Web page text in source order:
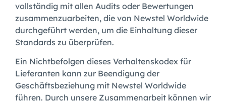
vollständig mit allen Audits oder Bewertungen
zusammenzuarbeiten, die von Newstel Worldwide
durchgeführt werden, um die Einhaltung dieser
Standards zu überprüfen.
Ein Nichtbefolgen dieses Verhaltenskodex für
Lieferanten kann zur Beendigung der
Geschäftsbeziehung mit Newstel Worldwide
führen. Durch unsere Zusammenarbeit können wir